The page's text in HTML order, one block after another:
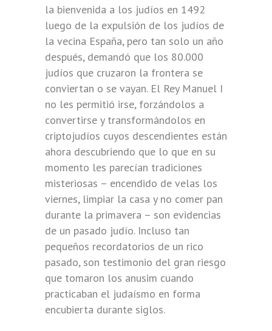
la bienvenida a los judíos en 1492
luego de la expulsión de los judíos de
la vecina España, pero tan solo un año
después, demandó que los 80.000
judíos que cruzaron la frontera se
conviertan o se vayan. El Rey Manuel I
no les permitió irse, forzándolos a
convertirse y transformándolos en
criptojudíos cuyos descendientes están
ahora descubriendo que lo que en su
momento les parecían tradiciones
misteriosas – encendido de velas los
viernes, limpiar la casa y no comer pan
durante la primavera – son evidencias
de un pasado judío. Incluso tan
pequeños recordatorios de un rico
pasado, son testimonio del gran riesgo
que tomaron los anusim cuando
practicaban el judaísmo en forma
encubierta durante siglos.